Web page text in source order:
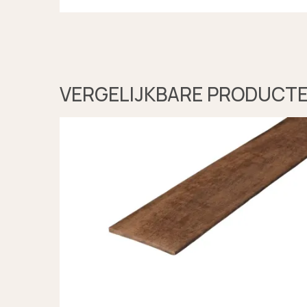
VERGELIJKBARE